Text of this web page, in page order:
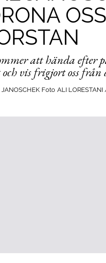
att hända efter
vis frigjort oss från
JANOSCHEK Foto ALI